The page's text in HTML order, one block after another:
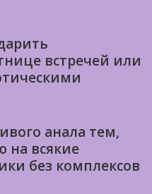
встречей или
анала тем,
на всякие
без комплексов